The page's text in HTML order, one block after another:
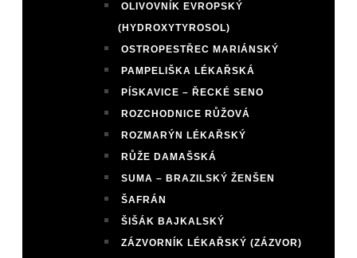
OLIVOVNÍK EVROPSKÝ
(HYDROXYTYROSOL)
OSTROPESTŘEC MARIÁNSKÝ
PAMPELIŠKA LÉKAŘSKÁ
PÍSKAVICE – ŘECKÉ SENO
ROZCHODNICE RŮŽOVÁ
ROZMARÝN LÉKAŘSKÝ
RŮŽE DAMAŠSKÁ
SUMA – BRAZILSKÝ ŽENŠEN
ŠAFRÁN
ŠIŠÁK BAJKALSKÝ
ZÁZVORNÍK LÉKAŘSKÝ (ZÁZVOR)